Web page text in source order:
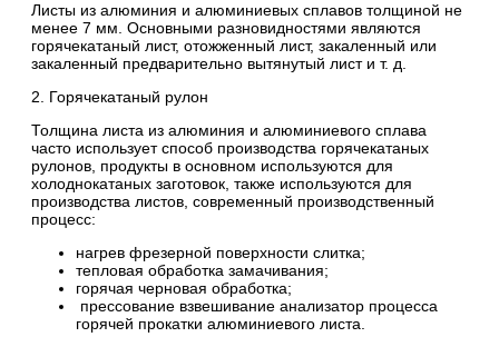
Листы из алюминия и алюминиевых сплавов толщиной не
менее 7 мм. Основными разновидностями являются
горячекатаный лист, отожженный лист, закаленный или
закаленный предварительно вытянутый лист и т. д.
2. Горячекатаный рулон
Толщина листа из алюминия и алюминиевого сплава
часто использует способ производства горячекатаных
рулонов, продукты в основном используются для
холоднокатаных заготовок, также используются для
производства листов, современный производственный
процесс:
нагрев фрезерной поверхности слитка;
тепловая обработка замачивания;
горячая черновая обработка;
прессование взвешивание анализатор процесса
горячей прокатки алюминиевого листа.